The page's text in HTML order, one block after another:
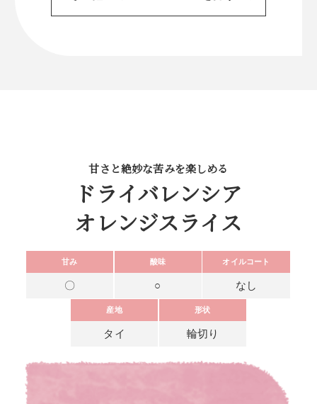
甘さと絶妙な苦みを楽しめる
ドライバレンシア
オレンジスライス
甘み
〇
酸味
○
オイルコート
なし
産地
タイ
形状
輪切り